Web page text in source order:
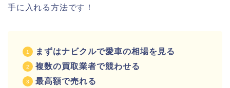
手に入れる方法です！
まずはナビクルで愛車の相場を見る
複数の買取業者で競わせる
最高額で売れる